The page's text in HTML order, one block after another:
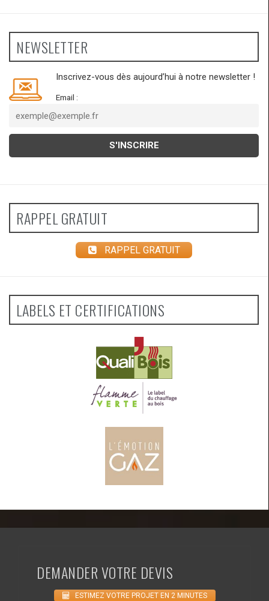
NEWSLETTER
Inscrivez-vous dès aujourd’hui à notre newsletter !
Email :
RAPPEL GRATUIT
RAPPEL GRATUIT
LABELS ET CERTIFICATIONS
DEMANDER VOTRE DEVIS
ESTIMEZ VOTRE PROJET EN 2 MINUTES